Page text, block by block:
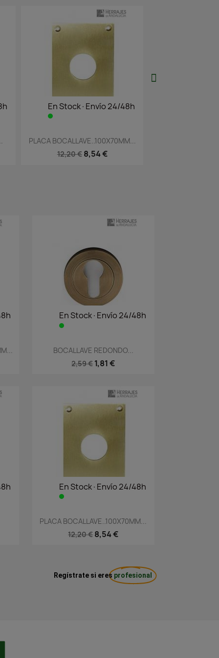
24/48h En Stock·Envío 24/48h
Vista rápida
PLACA BOCALLAVE...
13,92 €
En Stock·Envío 24/48h
 Vista rápida
BOCALLAVE REDONDO...
2,59 € 1,81 €
En Stock·Envío 24/48h
Vista rápida
PLACA BOCALLAVE..100X70MM...
12,20 € 8,54 €
Regístrate si eres profesional